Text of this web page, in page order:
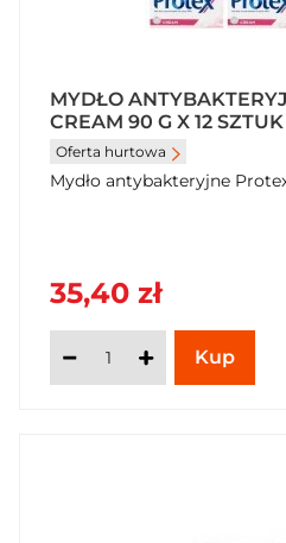
MYDŁO
CREAM 90 G X 12 SZTUK
Oferta hurtowa
Mydło antybakteryjne
35,40 zł